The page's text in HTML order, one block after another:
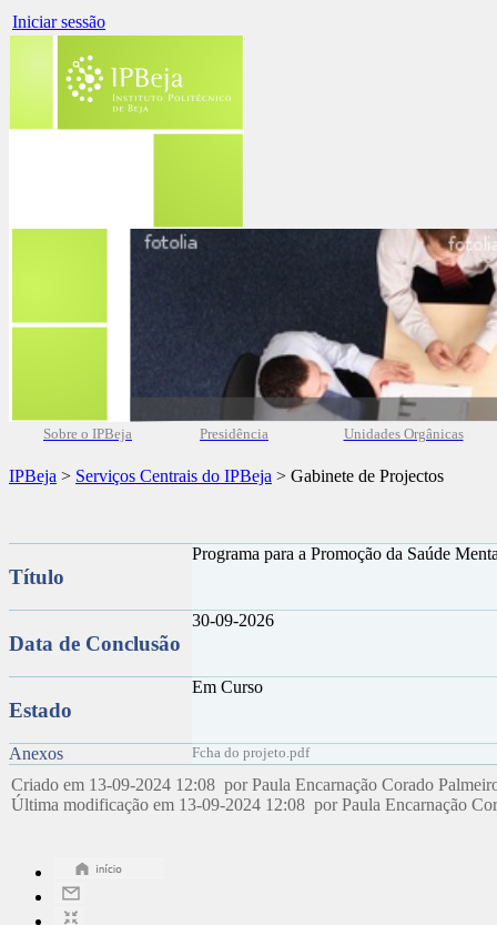
Iniciar sessão
Sobre o IPBeja Presidência Unidades Orgânicas
IPBeja > Serviços Centrais do IPBeja > Gabinete de Projectos
Título
Programa para a Promoção da Saúde
Data de Conclusão
30-09-2026
Estado
Em Curso
Anexos Fcha do projeto.pdf
Criado em 13-09-2024 12:08 por Paula Encarnação Corado
Última modificação em 13-09-2024 12:08 por Paula Encarnação